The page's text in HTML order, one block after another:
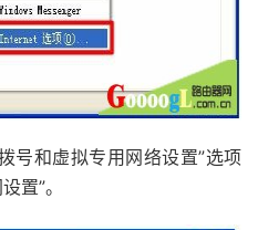
号和虚拟专用网络设置”选项
置”。